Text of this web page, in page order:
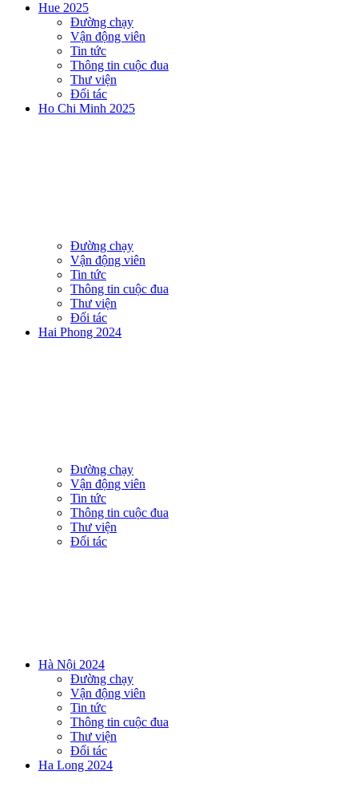
Hue 2025
Đường chạy
Vận động viên
Tin tức
Thông tin cuộc đua
Thư viện
Đối tác
Ho Chi Minh 2025
Đường chạy
Vận động viên
Tin tức
Thông tin cuộc đua
Thư viện
Đối tác
Hai Phong 2024
Đường chạy
Vận động viên
Tin tức
Thông tin cuộc đua
Thư viện
Đối tác
Hà Nội 2024
Đường chạy
Vận động viên
Tin tức
Thông tin cuộc đua
Thư viện
Đối tác
Ha Long 2024